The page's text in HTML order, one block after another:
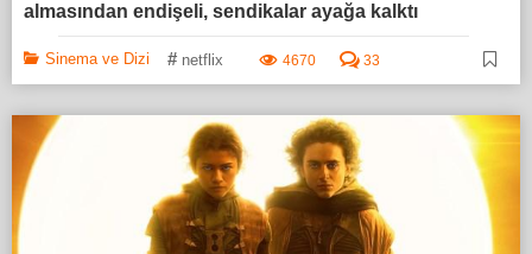
almasından endişeli, sendikalar ayağa kalktı
Sinema ve Dizi # netflix 4670 33